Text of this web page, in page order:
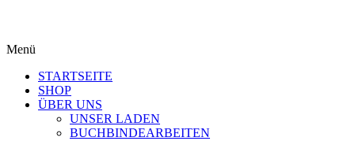
Menü
STARTSEITE
SHOP
ÜBER UNS
UNSER LADEN
BUCHBINDEARBEITEN